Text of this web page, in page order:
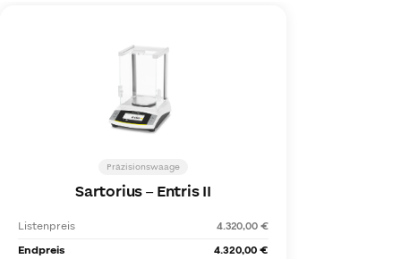
Präzisionswaage
Sartorius–Entris II
Listenpreis
4.320,00 €
Endpreis
4.320,00 €